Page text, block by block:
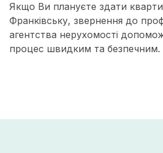
Якщо Ви плануєте здати
Франківську, звернення до
агентства нерухомості
процес швидким та безпечним.